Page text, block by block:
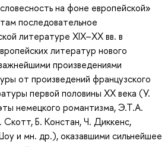
на фоне европейской»
последовательное
литературе XIX–XX вв. в
литератур нового
произведениями
от произведений французского
первой половины ХХ века (У.
немецкого романтизма, Э.Т.А.
Б. Констан, Ч. Диккенс,
и мн. др.), оказавшими сильнейшее